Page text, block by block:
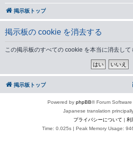
掲示板トップ
掲示板の cookie を消去する
この掲示板のすべての cookie を本当に消去して
掲示板トップ
Powered by phpBB® Forum
Japanese translation
プライバシーについて | 利
Time: 0.025s | Peak Memory Usage: